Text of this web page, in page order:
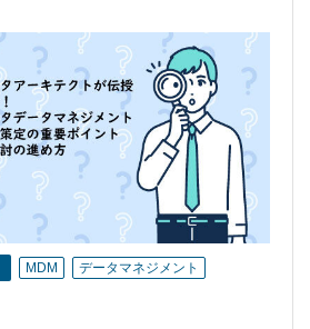
MDM
データマネジメント